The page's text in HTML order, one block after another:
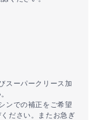
スーパークリース加
ンでの補正をご希望
ださい。またお急ぎ